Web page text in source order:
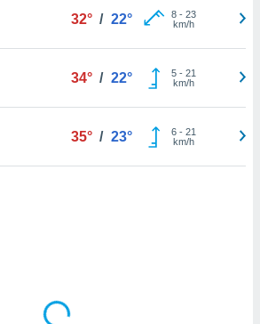
32° / 22° 8- 23
km/h
34° / 22° 5- 21
km/h
35° / 23° 6- 21
km/h